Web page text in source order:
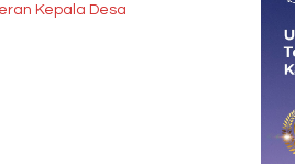
Kepala Desa